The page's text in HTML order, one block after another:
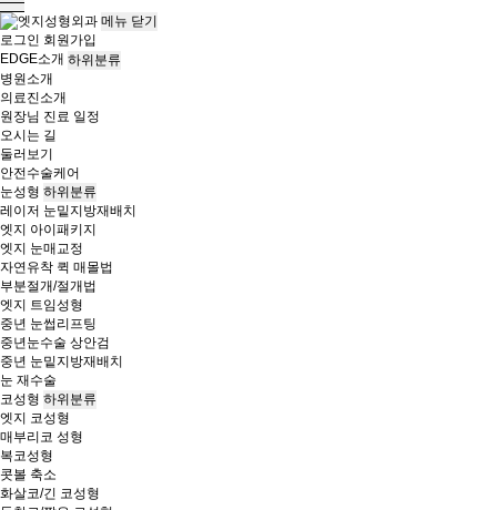
메뉴 닫기
로그인 회원가입
EDGE소개 하위분류
병원소개
의료진소개
원장님 진료 일정
오시는 길
둘러보기
안전수술케어
눈성형 하위분류
레이저 눈밑지방재배치
엣지 아이패키지
엣지 눈매교정
자연유착 퀵 매몰법
부분절개/절개법
엣지 트임성형
중년 눈썹리프팅
중년눈수술 상안검
중년 눈밑지방재배치
눈 재수술
코성형 하위분류
엣지 코성형
매부리코 성형
복코성형
콧볼 축소
화살코/긴 코성형